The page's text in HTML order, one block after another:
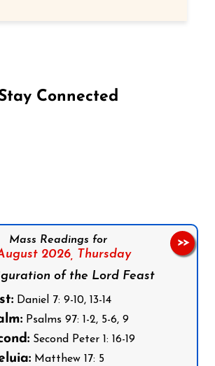
Connected
Mass Readings for
2026, Thursday
of the Lord Feast
Daniel 7: 9-10, 13-14
Psalms 97: 1-2, 5-6, 9
Second Peter 1: 16-19
Matthew 17: 5
>>